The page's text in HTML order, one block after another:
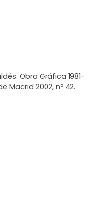
Obra Gráfica 1981-
Madrid 2002, nº 42.